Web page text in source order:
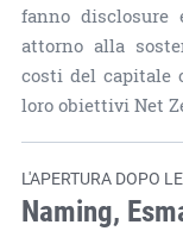
fanno disclosure
attorno alla
costi del capitale
loro obiettivi Net
L'APERTURA DOPO
Naming,